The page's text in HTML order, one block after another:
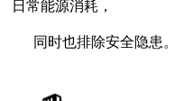
日常能源消耗，
同时也排除安全隐患。